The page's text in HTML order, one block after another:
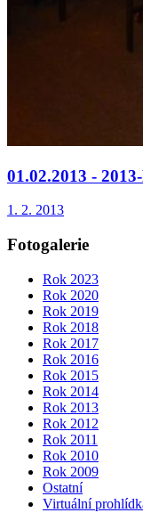
01.02.2013 -
1. 2. 2013
Fotogalerie
Rok 2023
Rok 2020
Rok 2019
Rok 2018
Rok 2017
Rok 2016
Rok 2015
Rok 2014
Rok 2013
Rok 2012
Rok 2011
Rok 2010
Rok 2009
Ostatní
Virtuální